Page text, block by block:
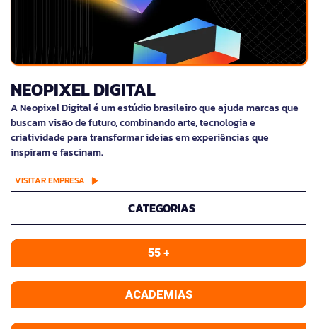
NEOPIXEL DIGITAL
A Neopixel Digital é um estúdio brasileiro que ajuda marcas que
buscam visão de futuro, combinando arte, tecnologia e
criatividade para transformar ideias em experiências que
inspiram e fascinam.
VISITAR EMPRESA
CATEGORIAS
55 +
ACADEMIAS